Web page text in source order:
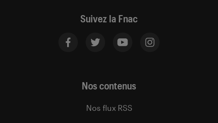
Suivez la Fnac
Nos contenus
Nos flux RSS